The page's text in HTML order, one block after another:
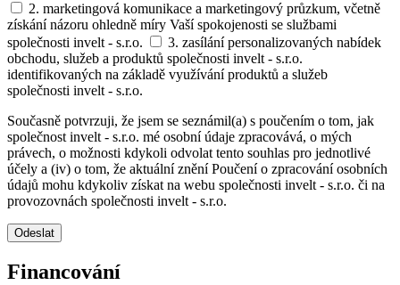
2. marketingová komunikace a marketingový průzkum, včetně
získání názoru ohledně míry Vaší spokojenosti se službami
společnosti invelt - s.r.o.
3. zasílání personalizovaných nabídek
obchodu, služeb a produktů společnosti invelt - s.r.o.
identifikovaných na základě využívání produktů a služeb
společnosti invelt - s.r.o.
Současně potvrzuji, že jsem se seznámil(a) s poučením o tom, jak
společnost invelt - s.r.o. mé osobní údaje zpracovává, o mých
právech, o možnosti kdykoli odvolat tento souhlas pro jednotlivé
účely a (iv) o tom, že aktuální znění Poučení o zpracování osobních
údajů mohu kdykoliv získat na webu společnosti invelt - s.r.o. či na
provozovnách společnosti invelt - s.r.o.
Odeslat
Financování